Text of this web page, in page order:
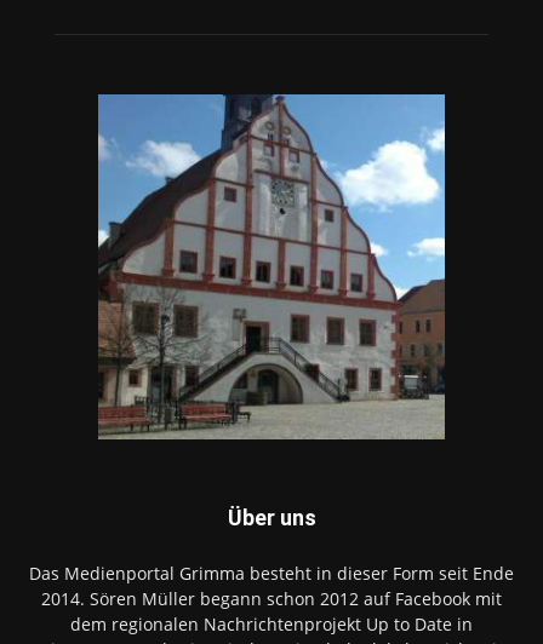
Über uns
Das Medienportal Grimma besteht in dieser Form seit Ende
2014. Sören Müller begann schon 2012 auf Facebook mit
dem regionalen Nachrichtenprojekt Up to Date in